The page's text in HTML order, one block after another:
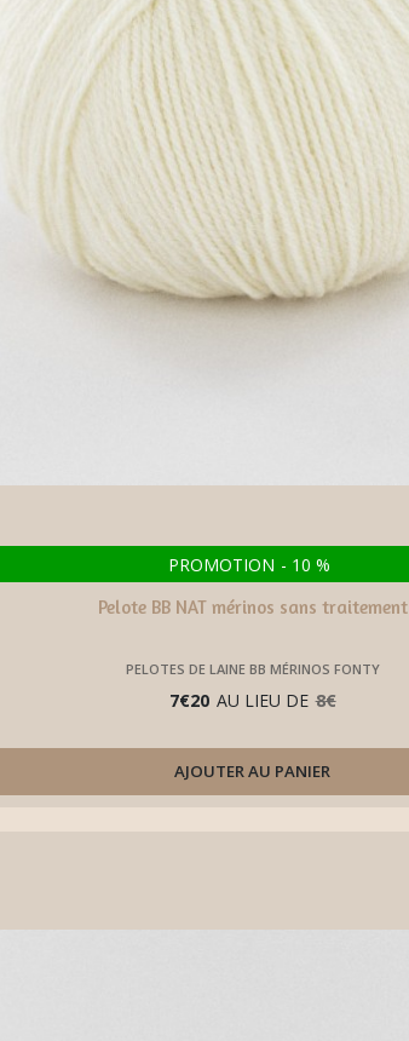
PROMOTION - 10 %
Pelote BB NAT mérinos sans traitement
PELOTES DE LAINE BB MÉRINOS FONTY
7€20 AU LIEU DE 8€
AJOUTER AU PANIER